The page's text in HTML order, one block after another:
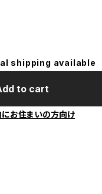
shipping available
to cart
にお住まいの方向け